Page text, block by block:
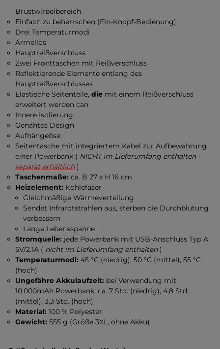
Brustwirbelbereich
Einfach zu beherrschen (Ein-Knopf-Bedienung)
Drei Temperaturmodi
Ärmellos
Hauptreißverschluss
Zwei Fronttaschen mit Reißverschluss
Reflektierende Elemente entlang des
Hauptreißverschlusses
Elastische Seitenteile,die mit einem Reißverschluss
erweitert werden can
Innere Isolierung
Genähtes Design
Aufhängeöse
Seitentasche mit integriertem Kabel zur Aufbewahrung
einer Powerbank ( NICHT im Lieferumfang enthalten -
separat erhältlich)
Taschenmaße: ca. B 27 x H 16 cm
Heizelement: Kohlefaser
Gleichmäßige Wärmeverteilung
Sendet Infrarotstrahlen aus, sterben die Durchblutung
verbessern
Lange Lebensspanne
Stromquelle: jede Powerbank mit USB-Anschluss Typ A,
5V/2.1A ( nicht im Lieferumfang enthalten)
Temperaturmodi: 45 °C (niedrig), 50 °C (mittel), 55 °C
(hoch)
Ungefähre Akkulaufzeit: bei Verwendung mit
10.000mAh Powerbank: ca. 7 Std. (niedrig), 4,8 Std.
(mittel), 3,3 Std. (hoch)
Material: 100 % Polyester
Gewicht: 555 g (Größe 3XL, ohne Akku)